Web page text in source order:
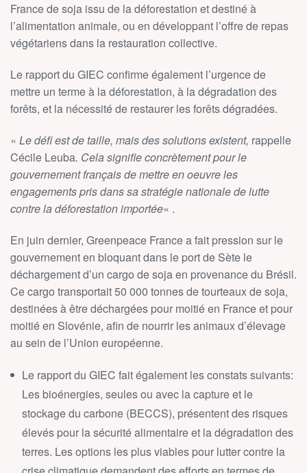
France de soja issu de la déforestation et destiné à
l’alimentation animale, ou en développant l’offre de repas
végétariens dans la restauration collective.
Le rapport du GIEC confirme également l’urgence de
mettre un terme à la déforestation, à la dégradation des
forêts, et la nécessité de restaurer les forêts dégradées.
« Le défi est de taille, mais des solutions existent, rappelle
Cécile Leuba. Cela signifie concrètement pour le
gouvernement français de mettre en oeuvre les
engagements pris dans sa stratégie nationale de lutte
contre la déforestation importée« .
En juin dernier, Greenpeace France a fait pression sur le
gouvernement en bloquant dans le port de Sète le
déchargement d’un cargo de soja en provenance du Brésil.
Ce cargo transportait 50 000 tonnes de tourteaux de soja,
destinées à être déchargées pour moitié en France et pour
moitié en Slovénie, afin de nourrir les animaux d’élevage
au sein de l’Union européenne.
Le rapport du GIEC fait également les constats suivants:
Les bioénergies, seules ou avec la capture et le
stockage du carbone (BECCS), présentent des risques
élevés pour la sécurité alimentaire et la dégradation des
terres. Les options les plus viables pour lutter contre la